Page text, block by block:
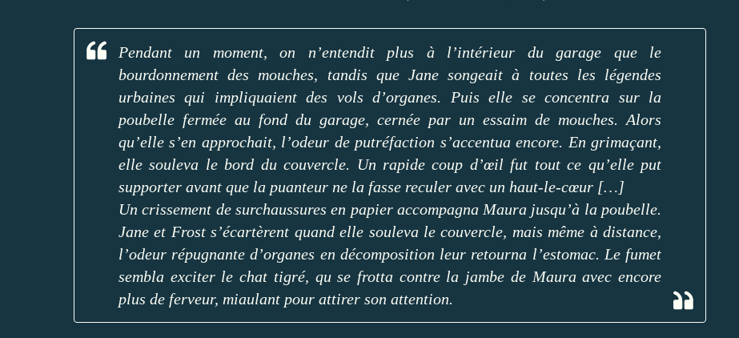
Pendant un moment, on n’entendit plus à l’intérieur du garage que le
bourdonnement des mouches, tandis que Jane songeait à toutes les légendes
urbaines qui impliquaient des vols d’organes. Puis elle se concentra sur la
poubelle fermée au fond du garage, cernée par un essaim de mouches. Alors
qu’elle s’en approchait, l’odeur de putréfaction s’accentua encore. En grimaçant,
elle souleva le bord du couvercle. Un rapide coup d’œil fut tout ce qu’elle put
supporter avant que la puanteur ne la fasse reculer avec un haut-le-cœur […]
Un crissement de surchaussures en papier accompagna Maura jusqu’à la poubelle.
Jane et Frost s’écartèrent quand elle souleva le couvercle, mais même à distance,
l’odeur répugnante d’organes en décomposition leur retourna l’estomac. Le fumet
sembla exciter le chat tigré, qu se frotta contre la jambe de Maura avec encore
plus de ferveur, miaulant pour attirer son attention.